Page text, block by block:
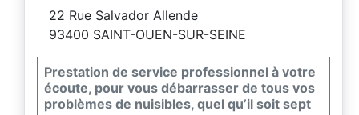
22 Rue Salvador Allende
93400 SAINT-OUEN-SUR-SEINE
Prestation de service professionnel à votre
écoute, pour vous débarrasser de tous vos
problèmes de nuisibles, quel qu’il soit sept